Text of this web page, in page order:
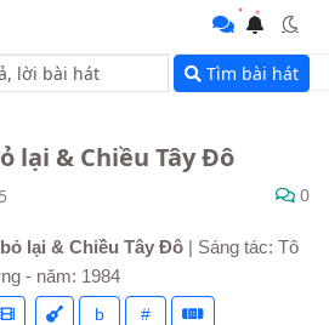
Tìm bài hát
lại & Chiều Tây Đô
0
lại & Chiều Tây Đô | Sáng tác: Tô
- năm: 1984
b #